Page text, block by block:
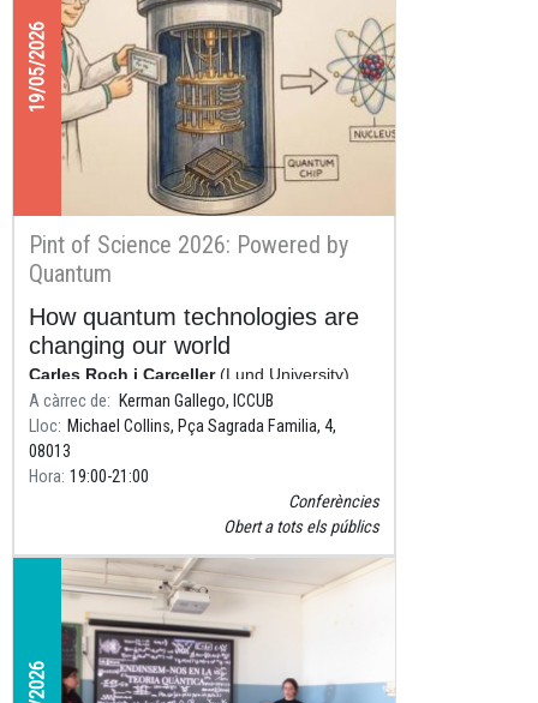
19/05/2026
Pint of Science 2026: Powered by
Quantum
How quantum technologies are
changing our world
Carles Roch i Carceller(Lund University)
A càrrec de
Kerman Gallego, ICCUB
Lloc Michael Collins, Pça Sagrada Familia, 4,
08013
Hora 19:00 21:00
Conferències
Obert a tots els públics